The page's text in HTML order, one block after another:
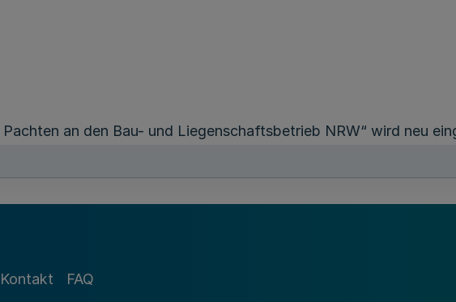
an den Bau- und Liegenschaftsbetrieb NRW“ wird neu
Kontakt FAQ